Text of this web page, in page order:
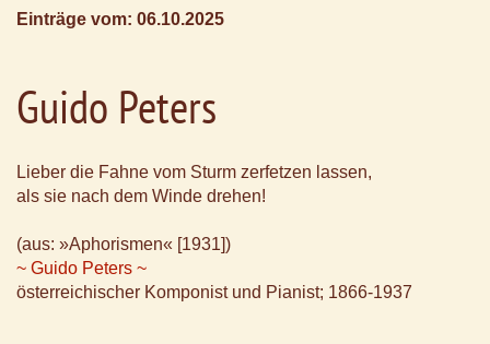
Einträge vom: 06.10.2025
Guido Peters
Lieber die Fahne vom Sturm zerfetzen lassen,
als sie nach dem Winde drehen!
(aus: »Aphorismen« [1931])
~ Guido Peters ~
österreichischer Komponist und Pianist; 1866-1937